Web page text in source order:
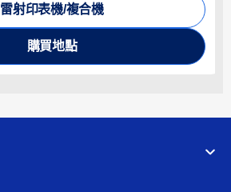
雷射印表機/複合機
購買地點